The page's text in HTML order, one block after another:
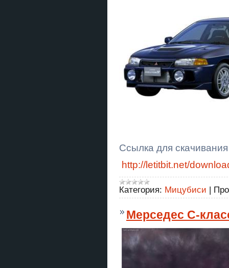
Ссылка для скачивания
http://letitbit.net/
Категория: Мицубиси
Мерседес С-